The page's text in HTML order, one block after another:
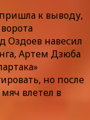
к выводу,
Оздоев навесил
Артем Дзюба
но после
влетел в